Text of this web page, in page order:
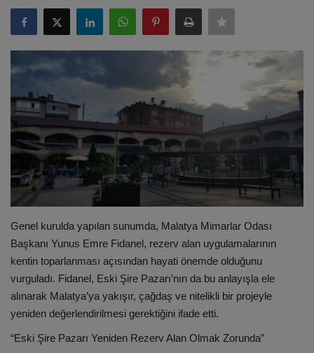
ULUSLARARASI
SAĞLIK VE YAŞAM TARZI
YEMEK
SPOR
SEYAHAT
EĞİTİM
GALERİ
VİDEO
Genel kurulda yapılan sunumda, Malatya Mimarlar Odası
Başkanı Yunus Emre Fidanel, rezerv alan uygulamalarının
kentin toparlanması açısından hayati önemde olduğunu
vurguladı. Fidanel, Eski Şire Pazarı’nın da bu anlayışla ele
alınarak Malatya’ya yakışır, çağdaş ve nitelikli bir projeyle
yeniden değerlendirilmesi gerektiğini ifade etti.
“Eski Şire Pazarı Yeniden Rezerv Alan Olmak Zorunda”